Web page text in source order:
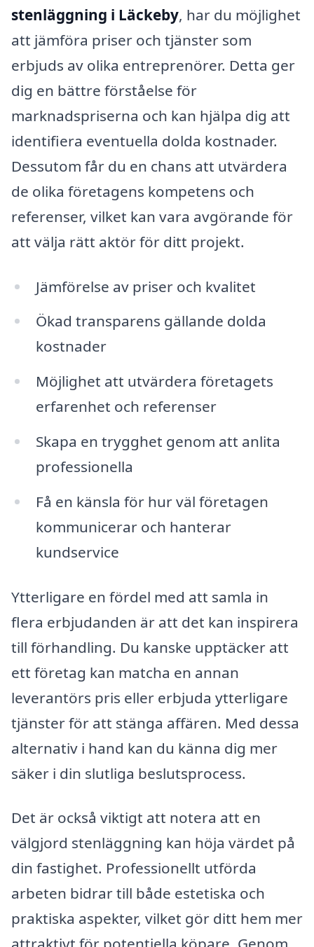
stenläggning i Läckeby, har du möjlighet
att jämföra priser och tjänster som
erbjuds av olika entreprenörer. Detta ger
dig en bättre förståelse för
marknadspriserna och kan hjälpa dig att
identifiera eventuella dolda kostnader.
Dessutom får du en chans att utvärdera
de olika företagens kompetens och
referenser, vilket kan vara avgörande för
att välja rätt aktör för ditt projekt.
Jämförelse av priser och kvalitet
Ökad transparens gällande dolda
kostnader
Möjlighet att utvärdera företagets
erfarenhet och referenser
Skapa en trygghet genom att anlita
professionella
Få en känsla för hur väl företagen
kommunicerar och hanterar
kundservice
Ytterligare en fördel med att samla in
flera erbjudanden är att det kan inspirera
till förhandling. Du kanske upptäcker att
ett företag kan matcha en annan
leverantörs pris eller erbjuda ytterligare
tjänster för att stänga affären. Med dessa
alternativ i hand kan du känna dig mer
säker i din slutliga beslutsprocess.
Det är också viktigt att notera att en
välgjord stenläggning kan höja värdet på
din fastighet. Professionellt utförda
arbeten bidrar till både estetiska och
praktiska aspekter, vilket gör ditt hem mer